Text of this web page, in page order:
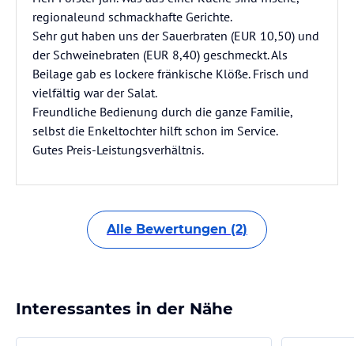
regionaleund schmackhafte Gerichte.
Sehr gut haben uns der Sauerbraten (EUR 10,50) und
der Schweinebraten (EUR 8,40) geschmeckt. Als
Beilage gab es lockere fränkische Klöße. Frisch und
vielfältig war der Salat.
Freundliche Bedienung durch die ganze Familie,
selbst die Enkeltochter hilft schon im Service.
Gutes Preis-Leistungsverhältnis.
Alle Bewertungen (2)
Interessantes in der Nähe